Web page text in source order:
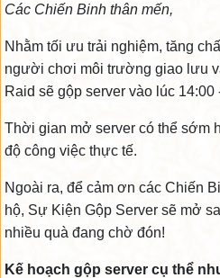
Các Chiến Binh thân mến,
Nhằm tối ưu trải nghiệm, tăng
người chơi môi trường giao lưu
Raid sẽ gộp server vào lúc 14:00
Thời gian mở server có thể sớm
độ công việc thực tế.
Ngoài ra, để cảm ơn các Chiến
hộ, Sự Kiện Gộp Server sẽ mở
nhiều quà đang chờ đón!
Kế hoạch gộp server cụ thể